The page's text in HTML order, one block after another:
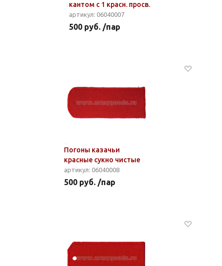
кантом с 1 красн. просв.
артикул: 06040007
500 руб. /пар
Погоны казачьи
красные сукно чистые
артикул: 06040008
500 руб. /пар